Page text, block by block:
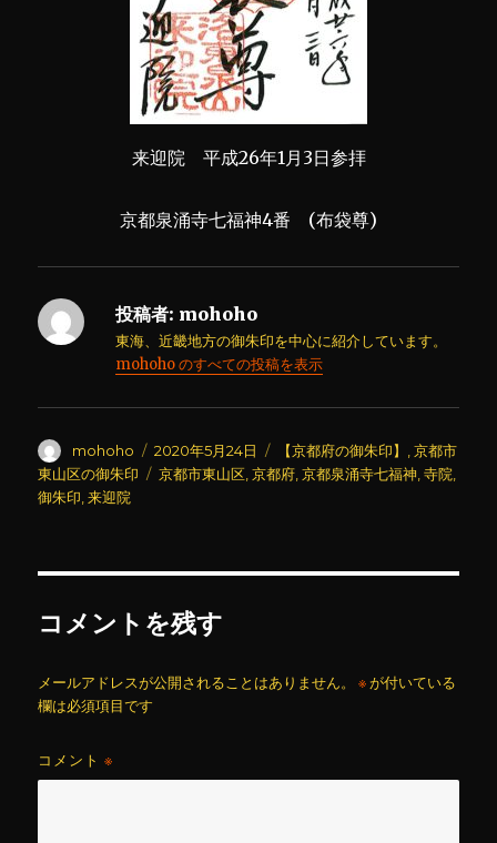
来迎院 平成26年1月3日参拝
京都泉涌寺七福神4番 (布袋尊)
投稿者: mohoho
東海、近畿地方の御朱印を中心に紹介しています。
mohoho のすべての投稿を表示
投
稿
者
mohoho
投
稿
2020年5月24日
カ
テ
【京都府の御朱印】 ,京都市
東山区の御朱印
タ
京都市東山区 ,京都府 ,京都泉涌寺七福神 ,寺院
御朱印 ,来迎院
コメントを残す
メールアドレスが公開されることはありません。 ※が付いている
欄は必須項目です
コメント※